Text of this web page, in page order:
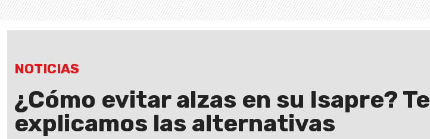
NOTICIAS
¿Cómo evitar alzas en su Isapre? Te
explicamos las alternativas